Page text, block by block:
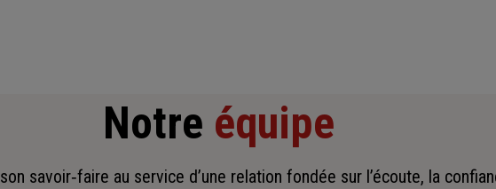
Notre équipe
savoir‑faire au service d’une relation fondée sur l’écoute, la